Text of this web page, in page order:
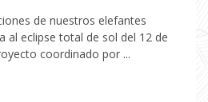
de nuestros elefantes
al eclipse total de sol del 12 de
coordinado por ...